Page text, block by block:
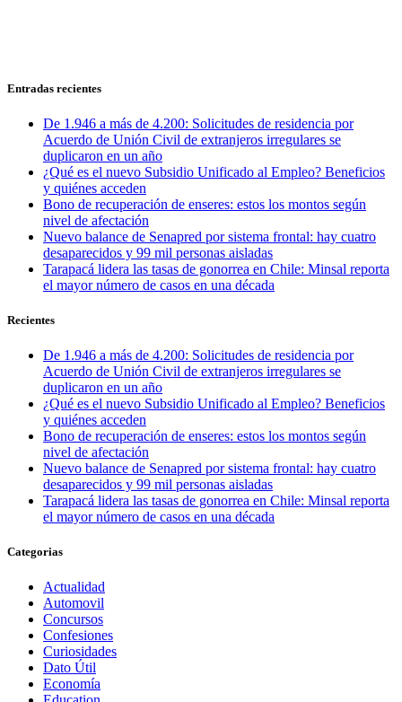
Entradas recientes
De 1.946 a más de 4.200: Solicitudes de residencia por
Acuerdo de Unión Civil de extranjeros irregulares se
duplicaron en un año
¿Qué es el nuevo Subsidio Unificado al Empleo? Beneficios
y quiénes acceden
Bono de recuperación de enseres: estos los montos según
nivel de afectación
Nuevo balance de Senapred por sistema frontal: hay cuatro
desaparecidos y 99 mil personas aisladas
Tarapacá lidera las tasas de gonorrea en Chile: Minsal reporta
el mayor número de casos en una década
Recientes
De 1.946 a más de 4.200: Solicitudes de residencia por
Acuerdo de Unión Civil de extranjeros irregulares se
duplicaron en un año
¿Qué es el nuevo Subsidio Unificado al Empleo? Beneficios
y quiénes acceden
Bono de recuperación de enseres: estos los montos según
nivel de afectación
Nuevo balance de Senapred por sistema frontal: hay cuatro
desaparecidos y 99 mil personas aisladas
Tarapacá lidera las tasas de gonorrea en Chile: Minsal reporta
el mayor número de casos en una década
Categorias
Actualidad
Automovil
Concursos
Confesiones
Curiosidades
Dato Útil
Economía